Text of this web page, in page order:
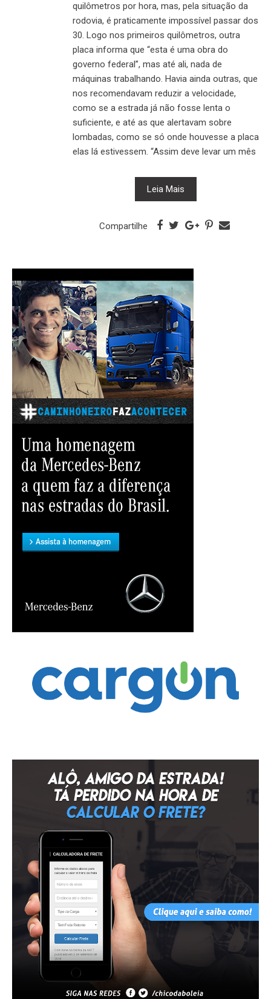
quilômetros por hora, mas, pela situação da
rodovia, é praticamente impossível passar dos
30. Logo nos primeiros quilômetros, outra
placa informa que “esta é uma obra do
governo federal”, mas até ali, nada de
máquinas trabalhando. Havia ainda outras, que
nos recomendavam reduzir a velocidade,
como se a estrada já não fosse lenta o
suficiente, e até as que alertavam sobre
lombadas, como se só onde houvesse a placa
elas lá estivessem. “Assim deve levar um mês
Leia Mais
Compartilhe